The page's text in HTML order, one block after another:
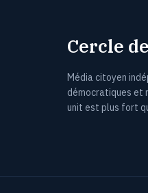
Cercle
Média citoyen
démocratiques et
unit est plus fort